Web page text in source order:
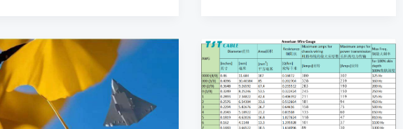
ブ
ル
シ
ー
ブ
ル
お
よ
を
推
定
す
戦
闘
機
ケ
2025
最
新
AWG/MCM